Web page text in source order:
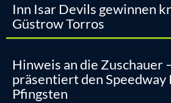
Inn Isar Devils gewinnen
Güstrow Torros
Hinweis an die Zuschauer
präsentiert den Speedway
Pfingsten